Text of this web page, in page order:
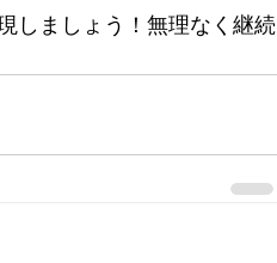
しましょう！無理なく継続